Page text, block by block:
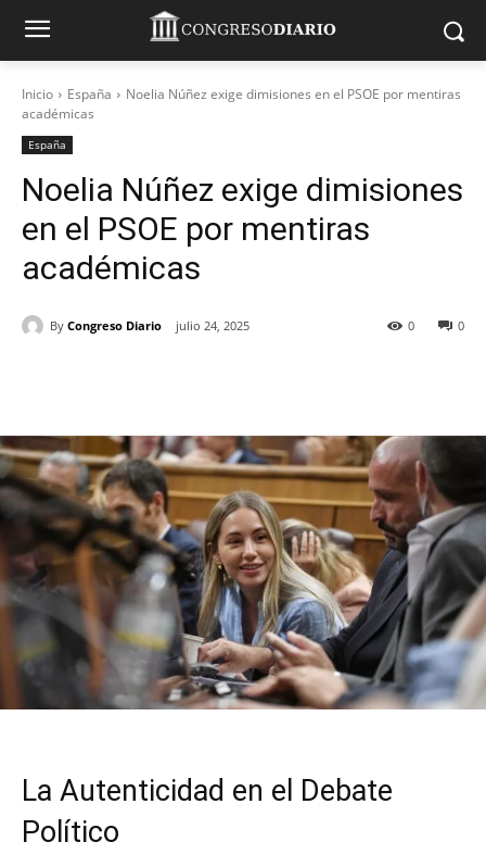
Inicio España
Noelia Núñez exige dimisiones en el PSOE por mentiras
académicas
España
Noelia Núñez exige dimisiones
en el PSOE por mentiras
académicas
By Congreso Diario julio 24, 2025 0
0
La Autenticidad en el Debate
Político